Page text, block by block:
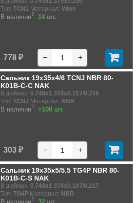
Тип: TCN1 Материал: Viton
В наличии?: 14 шт.
778 ₽ − +
Сальник 19x35x4/6 TCNJ NBR 80-
K01B-C-C NAK
В дюймах: 0.748x1.378x0.157/0.236
Тип: TCNJ Материал: NBR
В наличии?: >100 шт.
303 ₽ − +
Сальник 19x35x5/5.5 TG4P NBR 80-
K01B-C-S NAK
В дюймах: 0.748x1.378x0.197/0.217
Тип: TG4P Материал: NBR
?